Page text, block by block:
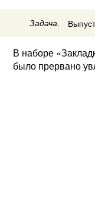
Задача.
В наборе
было прервано